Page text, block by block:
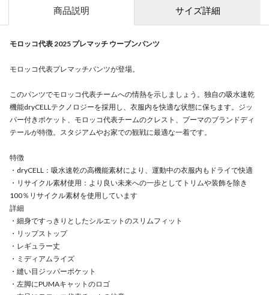
商品説明 サイズ詳細
モロッコ代表 2025 プレマッチ ウーブンパンツ
モロッコ代表プレマッチパンツが登場。
このパンツでモロッコ代表チームへの情熱を示しましょう。独自の吸水速乾
機能dryCELLテクノロジーを採用し、衣服内を快適な状態に保ちます。ジッ
パー付きポケット、モロッコ代表チームのクレスト、プーマのブランドディ
テールが特徴。スタジアムやお家での観戦に最適な一着です。
特徴
・dryCELL：吸水速乾の高機能素材により、運動中の衣服内もドライで快適
・リサイクル素材使用：より良い未来への一歩としてトリムや装飾を除き
100％リサイクル素材を使用しています
詳細
・細身ですっきりとしたシルエットのスリムフィット
・リップストップ
・レギュラー丈
・ミディアムライズ
・縫い目ジッパーポケット
・左脚にPUMAキャットのロゴ